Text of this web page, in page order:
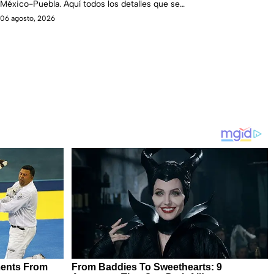
México-Puebla. Aquí todos los detalles que se
saben.
06 agosto, 2026